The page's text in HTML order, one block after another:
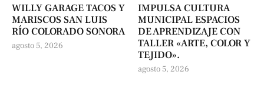
WILLY GARAGE TACOS Y
MARISCOS SAN LUIS
RÍO COLORADO SONORA
agosto 5, 2026
IMPULSA CULTURA
MUNICIPAL ESPACIOS
DE APRENDIZAJE CON
TALLER «ARTE, COLOR Y
TEJIDO».
agosto 5, 2026